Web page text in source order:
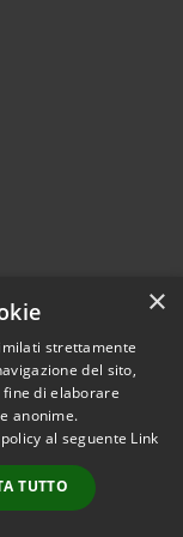
© 2026 • Comune
• Powered
Admin
access
×
strettamente
del sito,
di elaborare
anonime.
al seguente Link
TUTTO